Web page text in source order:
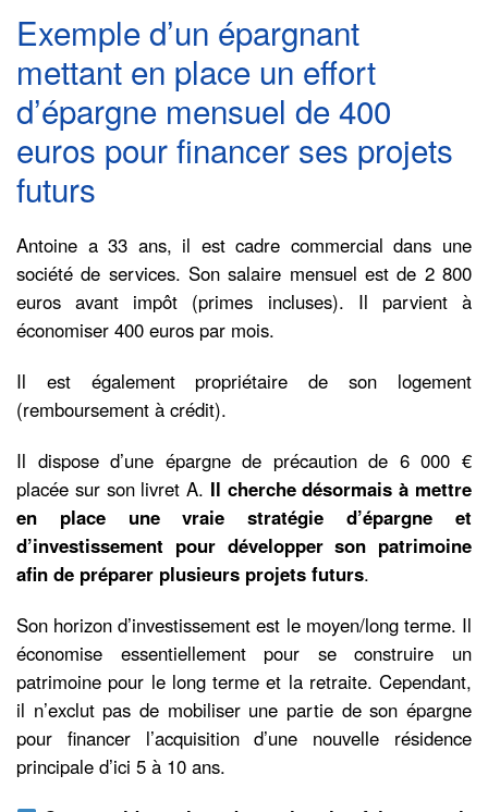
Exemple d’un épargnant
mettant en place un effort
d’épargne mensuel de 400
euros pour financer ses projets
futurs
Antoine a 33 ans, il est cadre commercial dans une
société de services. Son salaire mensuel est de 2 800
euros avant impôt (primes incluses). Il parvient à
économiser 400 euros par mois.
Il est également propriétaire de son logement
(remboursement à crédit).
Il dispose d’une épargne de précaution de 6 000 €
placée sur son livret A. Il cherche désormais à mettre
en place une vraie stratégie d’épargne et
d’investissement pour développer son patrimoine
afin de préparer plusieurs projets futurs.
Son horizon d’investissement est le moyen/long terme. Il
économise essentiellement pour se construire un
patrimoine pour le long terme et la retraite. Cependant,
il n’exclut pas de mobiliser une partie de son épargne
pour financer l’acquisition d’une nouvelle résidence
principale d’ici 5 à 10 ans.